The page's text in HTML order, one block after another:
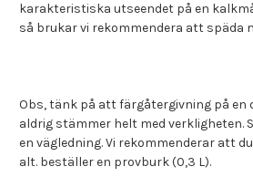
karakteristiska utseendet på en
så brukar vi rekommendera att späda
Obs, tänk på att färgåtergivning på en
aldrig stämmer helt med verkligheten.
en vägledning. Vi rekommenderar att
alt. beställer en provburk (0,3 L).